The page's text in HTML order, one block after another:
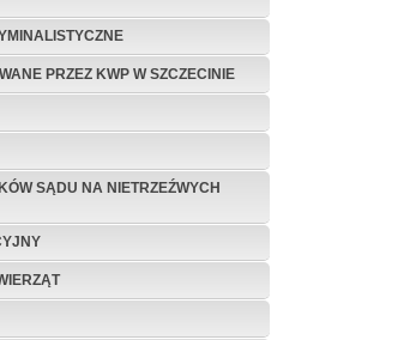
PRZEZ KWP W SZCZECINIE
SĄDU NA NIETRZEŹWYCH